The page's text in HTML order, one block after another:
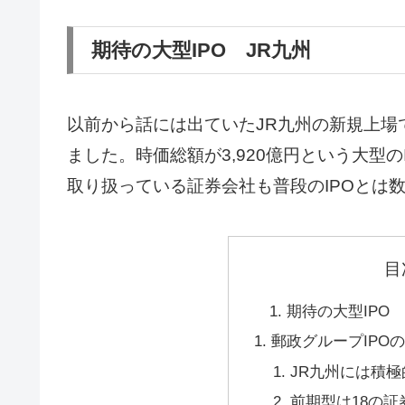
期待の大型IPO JR九州
以前から話には出ていたJR九州の新規上
ました。時価総額が3,920億円という大型
取り扱っている証券会社も普段のIPOとは
期待の大型IPO
郵政グループIPO
JR九州には積